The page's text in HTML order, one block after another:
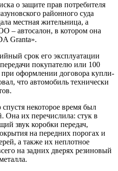
о защите прав потребителя
районного суда
местная жительница, а
– автосалон, в котором она
Granta».
срок его эксплуатации
покупателю или 100
оформлении договора купли-
что автомобиль технически
спустя некоторое время был
Она их перечислила: стук в
звук коробки передач,
на передних порогах и
а также их неплотное
на задних дверях резиновый